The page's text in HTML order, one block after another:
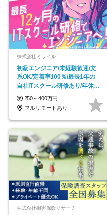
株式会社ミライル
初級エンジニア/未経験歓迎/文
系OK/定着率100％/最長1年の
自社ITスクール研修あり/年休
130日
250～400万円
フルリモートあり
株式会社損害保険リサーチ